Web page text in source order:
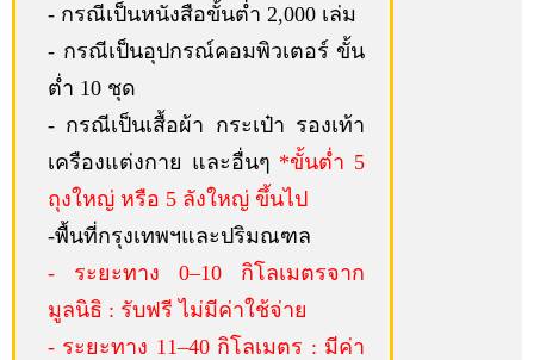
- กรณีเป็นหนังสือขั้นต่ำ 2,000 เล่ม
- กรณีเป็นอุปกรณ์คอมพิวเตอร์ ขั้น
ต่ำ 10 ชุด
- กรณีเป็นเสื้อผ้า กระเป๋า รองเท้า
เครืองแต่งกาย และอื่นๆ *ขั้นต่ำ 5
ถุงใหญ่ หรือ 5 ลังใหญ่ ขึ้นไป
-พื้นที่กรุงเทพฯและปริมณฑล
- ระยะทาง 0–10 กิโลเมตรจาก
มูลนิธิ : รับฟรี ไม่มีค่าใช้จ่าย
- ระยะทาง 11–40 กิโลเมตร : มีค่า